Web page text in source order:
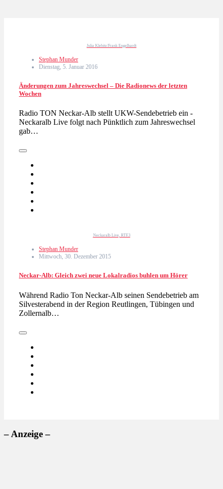
Julia Klebitz/Frank Engelhardt
Stephan Munder
Dienstag, 5. Januar 2016
Änderungen zum Jahreswechsel – Die Radionews der letzten
Wochen
Radio TON Neckar-Alb stellt UKW-Sendebetrieb ein -
Neckaralb Live folgt nach Pünktlich zum Jahreswechsel
gab…
Neckaralb Live, RTF.3
Stephan Munder
Mittwoch, 30. Dezember 2015
Neckar-Alb: Gleich zwei neue Lokalradios buhlen um Hörer
Während Radio Ton Neckar-Alb seinen Sendebetrieb am
Silvesterabend in der Region Reutlingen, Tübingen und
Zollernalb…
– Anzeige –